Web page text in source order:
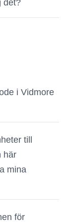
det?
i Vidmore
(vanligt),
WinRT
till
här
mina
in det
för